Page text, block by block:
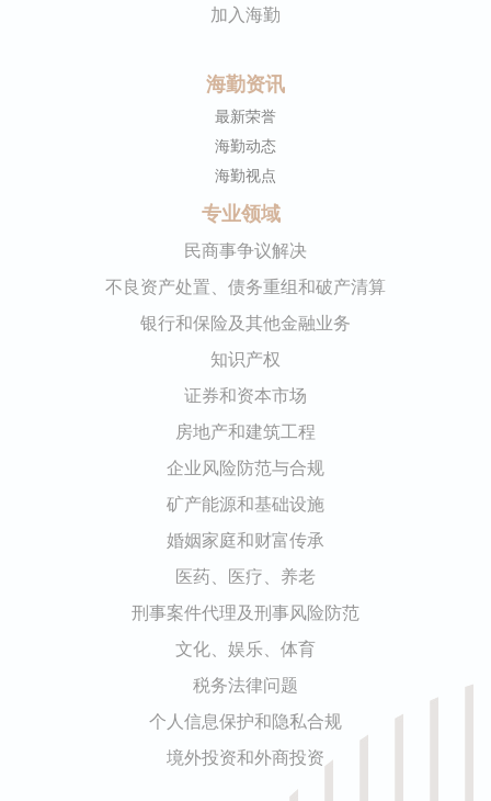
加入海勤
海勤资讯
最新荣誉
海勤动态
海勤视点
专业领域
民商事争议解决
不良资产处置、债务重组和破产清算
银行和保险及其他金融业务
知识产权
证券和资本市场
房地产和建筑工程
企业风险防范与合规
矿产能源和基础设施
婚姻家庭和财富传承
医药、医疗、养老
刑事案件代理及刑事风险防范
文化、娱乐、体育
税务法律问题
个人信息保护和隐私合规
境外投资和外商投资